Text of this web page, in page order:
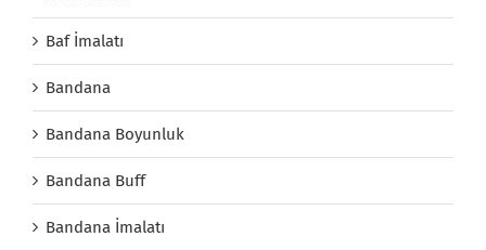
Baf İmalatı
Bandana
Bandana Boyunluk
Bandana Buff
Bandana İmalatı